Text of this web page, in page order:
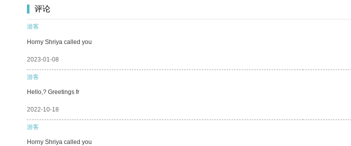
评论
游客
Horny Shriya called you
2023-01-08
游客
Hello,? Greetings fr
2022-10-18
游客
Horny Shriya called you